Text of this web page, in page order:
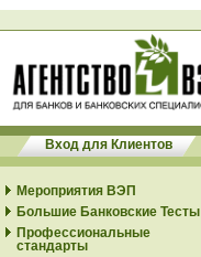
Вход для Клиентов
Мероприятия ВЭП
Большие Банковские Тесты
Профессиональные
стандарты